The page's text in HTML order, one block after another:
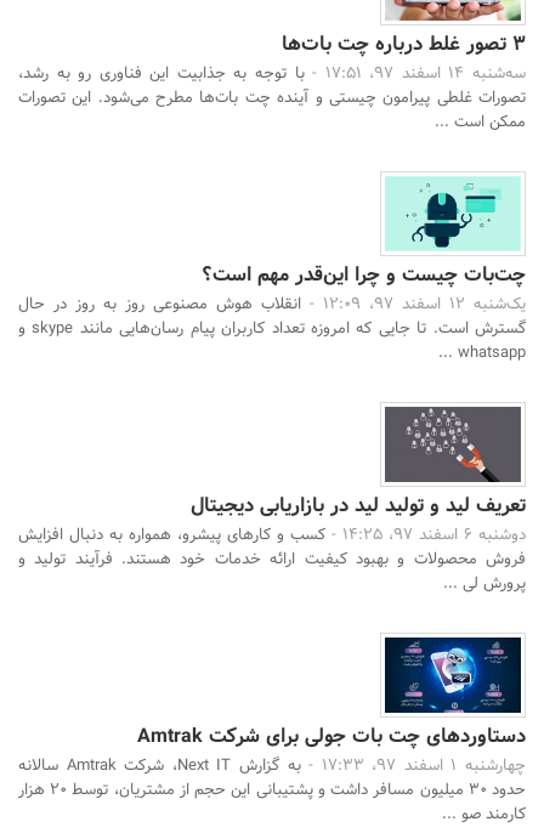
۳ تصور غلط درباره چت بات‌ها
سه‌شنبه 14 اسفند 97، 17:51 -
با توجه به جذابیت این فناوری رو به رشد،
تصورات غلطی پیرامون چیستی و آینده چت بات‌ها مطرح می‌شود. این تصورات
ممکن است ...
چت‌بات چیست و چرا این‌قدر مهم است؟
یک‌شنبه 12 اسفند 97، 12:09 -
انقلاب هوش مصنوعی روز به روز در حال
گسترش است. تا جایی که امروزه تعداد کاربران پیام رسان‌هایی مانند skype و
whatsapp ...
تعریف لید و تولید لید در بازاریابی دیجیتال
دوشنبه 6 اسفند 97، 14:25 -
کسب و کارهای پیشرو، همواره به دنبال افزایش
فروش محصولات و بهبود کیفیت ارائه خدمات خود هستند. فرآیند تولید و
پرورش لی ...
دستاوردهای چت بات جولی برای شرکت Amtrak
چهارشنبه 1 اسفند 97، 17:33 -
به گزارش Next IT، شرکت Amtrak سالانه
حدود 30 میلیون مسافر داشت و پشتیبانی این حجم از مشتریان، توسط 20 هزار
کارمند صو ...